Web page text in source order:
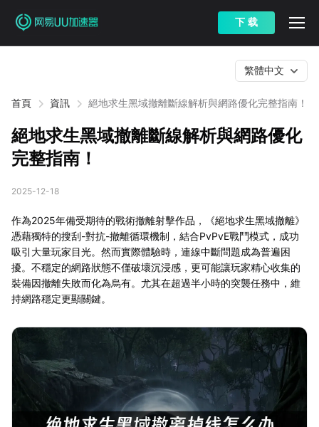
下 载
首頁 資訊 絕地求生黑域撤離斷線解析與網路優化完整指南！
繁體中文
絕地求生黑域撤離斷線解析與網路優化
完整指南！
2025-12-18
作為2025年備受期待的戰術撤離射擊作品，《絕地求生黑域撤離》
憑藉獨特的搜刮-對抗-撤離循環機制，結合PvPvE戰鬥模式，成功
吸引大量玩家目光。然而實際體驗時，連線中斷問題成為普遍困
擾。不穩定的網路狀態不僅破壞沉浸感，更可能讓玩家精心收集的
裝備因撤離失敗而化為烏有。尤其在超過半小時的突襲任務中，維
持網路穩定更顯關鍵。